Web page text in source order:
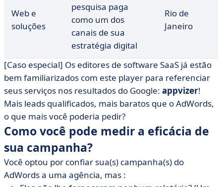
Web e
soluções
pesquisa paga
como um dos
canais de sua
estratégia digital
Rio de
Janeiro
[Caso especial] Os editores de software SaaS já estão
bem familiarizados com este player para referenciar
seus serviços nos resultados do Google: appvizer!
Mais leads qualificados, mais baratos que o AdWords,
o que mais você poderia pedir?
Como você pode medir a eficácia de
sua campanha?
Você optou por confiar sua(s) campanha(s) do
AdWords a uma agência, mas :